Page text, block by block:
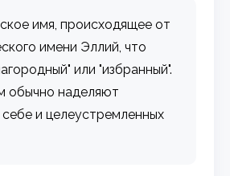
имя, происходящее от
имени Эллий, что
или "избранный".
обычно наделяют
и целеустремленных